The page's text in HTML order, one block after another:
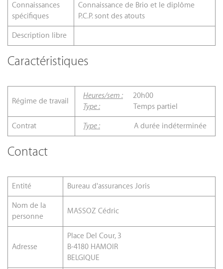
Connaissances
spécifiques
Connaissance de Brio et le diplôme
P.C.P. sont des atouts
Description libre
Caractéristiques
Régime de travail
Heures/sem : 20h00
Type : Temps partiel
Contrat Type : A durée indéterminée
Contact
Entité Bureau d'assurances Joris
Nom de la
personne
MASSOZ Cédric
Adresse
Place Del Cour, 3
B-4180 HAMOIR
BELGIQUE